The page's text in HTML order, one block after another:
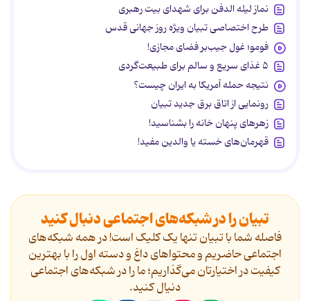
نماز لیله الدفن برای شهدای بیت رهبری
طرح اختصاصی تبیان ویژه روز جهانی قدس
فومو؛ غول جیب‌بر فضای مجازی!
۵ غذای سریع و سالم برای طبیعت‌گردی
نتیجه حمله آمریکا به ایران چیست؟
رونمایی از اتاق برق جدید تبیان
زهرهای پنهان خانه را بشناسید!
قهرمان‌های خسته یا والدین مفید!
تبیان را در شبکه‌های اجتماعی دنبال کنید
فاصله شما با تبیان تنها یک کلیک است! در همه شبکه‌های
اجتماعی حاضریم و محتواهای داغ و دسته اول را با بهترین
کیفیت در اختیارتان می‌گذاریم؛ ما را در شبکه‌های اجتماعی
دنیال کنید.